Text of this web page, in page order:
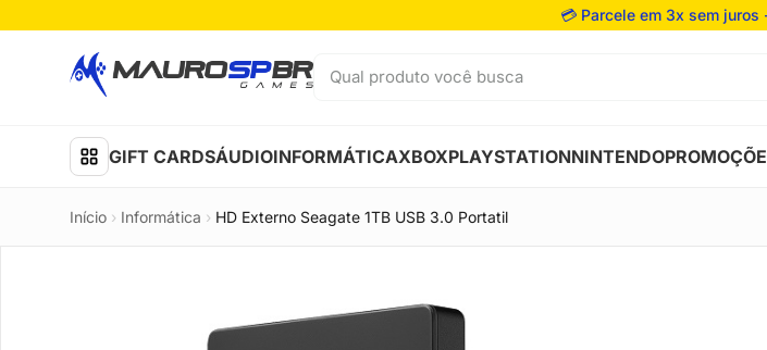
💳 Parcele em 3x sem juros
Qual produto você busca
GIFT CARDSÁUDIOINFORMÁTICAXBOXPLAYSTATIONNINTENDO
Início › Informática › HD Externo Seagate 1TB USB 3.0 Portatil